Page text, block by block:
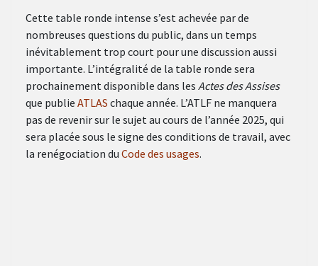
Cette table ronde intense s’est achevée par de
nombreuses questions du public, dans un temps
inévitablement trop court pour une discussion aussi
importante. L’intégralité de la table ronde sera
prochainement disponible dans les Actes des Assises
que publie ATLAS chaque année. L’ATLF ne manquera
pas de revenir sur le sujet au cours de l’année 2025, qui
sera placée sous le signe des conditions de travail, avec
la renégociation du Code des usages.